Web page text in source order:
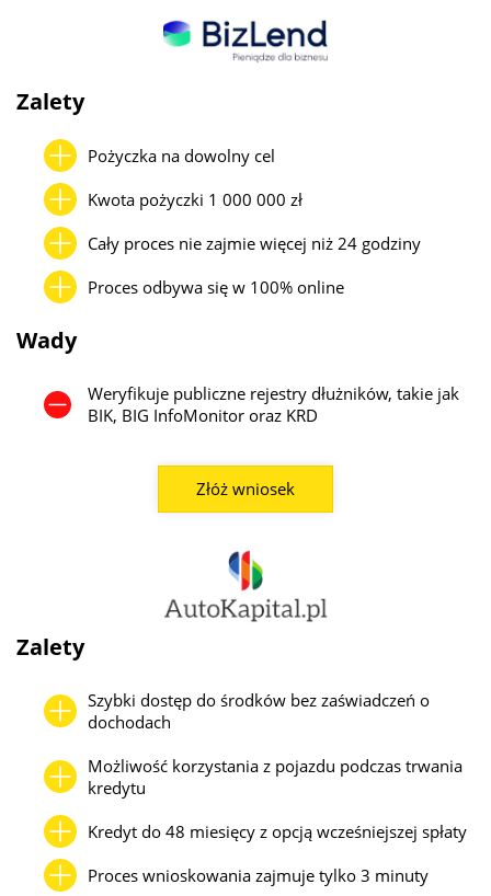
W niektórych przypadkach fintechy i platformy finansowe (np.
PragmaGO, Finelf, SMEO, CashDirector) mogą udzielić
formie faktoringu lub finansowania celowego (np. zakup sprzętu,
towaru).
Warto jednak pamiętać, że im wyższa kwota, tym większe
wymagania dotyczące dokumentów (np. KPiR, deklaracje VAT,
wyciągi bankowe), a także konieczność posiadania stażu
działalności – zwykle min. 6–12 miesięcy. W przypadku
młodszych firm lub słabej historii finansowej limity będą niższe, a
oprocentowanie wyższe.
Zalety
Pożyczka na dowolny cel
Kwota pożyczki 1 000 000 zł
Cały proces nie zajmie więcej niż 24 godziny
Proces odbywa się w 100% online
Wady
Weryfikuje publiczne rejestry dłużników, takie jak
BIK, BIG InfoMonitor oraz KRD
Złóż wniosek
Zalety
Szybki dostęp do środków bez zaświadczeń o
dochodach
Możliwość korzystania z pojazdu podczas trwania
kredytu
Kredyt do 48 miesięcy z opcją wcześniejszej spłaty
Proces wnioskowania zajmuje tylko 3 minuty